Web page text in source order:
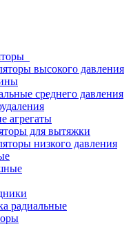
высокого давления
среднего давления
агрегаты
для вытяжки
низкого давления
радиальные